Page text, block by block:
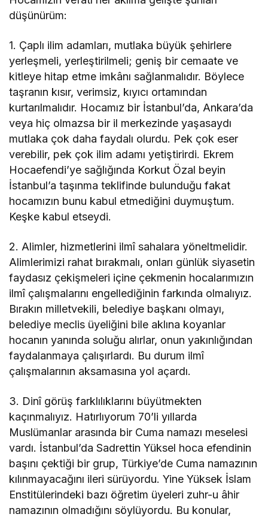
düşünürüm:
1. Çaplı ilim adamları, mutlaka büyük şehirlere
yerleşmeli, yerleştirilmeli; geniş bir cemaate ve
kitleye hitap etme imkânı sağlanmalıdır. Böylece
taşranın kısır, verimsiz, kıyıcı ortamından
kurtarılmalıdır. Hocamız bir İstanbul’da, Ankara’da
veya hiç olmazsa bir il merkezinde yaşasaydı
mutlaka çok daha faydalı olurdu. Pek çok eser
verebilir, pek çok ilim adamı yetiştirirdi. Ekrem
Hocaefendi’ye sağlığında Korkut Özal beyin
İstanbul’a taşınma teklifinde bulunduğu fakat
hocamızın bunu kabul etmediğini duymuştum.
Keşke kabul etseydi.
2. Alimler, hizmetlerini ilmî sahalara yöneltmelidir.
Alimlerimizi rahat bırakmalı, onları günlük siyasetin
faydasız çekişmeleri içine çekmenin hocalarımızın
ilmî çalışmalarını engellediğinin farkında olmalıyız.
Bırakın milletvekili, belediye başkanı olmayı,
belediye meclis üyeliğini bile aklına koyanlar
hocanın yanında soluğu alırlar, onun yakınlığından
faydalanmaya çalışırlardı. Bu durum ilmî
çalışmalarının aksamasına yol açardı.
3. Dinî görüş farklılıklarını büyütmekten
kaçınmalıyız. Hatırlıyorum 70’li yıllarda
Muslümanlar arasında bir Cuma namazı meselesi
vardı. İstanbul’da Sadrettin Yüksel hoca efendinin
başını çektiği bir grup, Türkiye’de Cuma namazının
kılınmayacağını ileri sürüyordu. Yine Yüksek İslam
Enstitülerindeki bazı öğretim üyeleri zuhr-u âhir
namazının olmadığını söylüyordu. Bu konular,